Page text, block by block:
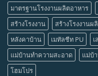
มาตรฐานโรงงานผลิตอาหาร
สร้างโรงงาน
สร้างโรงงานผ
หลังคาบ้าน
เมทัลชีท PU
แม่บ้านทำความสะอาด
แม่บ้
โฮมโปร